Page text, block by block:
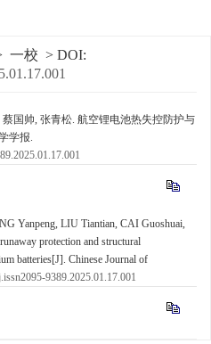
一校 > DOI:
国帅, 张青松. 航空锂电池热失控防护与
学报.
Yanpeng, LIU Tiantian, CAI Guoshuai,
protection and structural
batteries[J]. Chinese Journal of
9389.2025.01.17.001